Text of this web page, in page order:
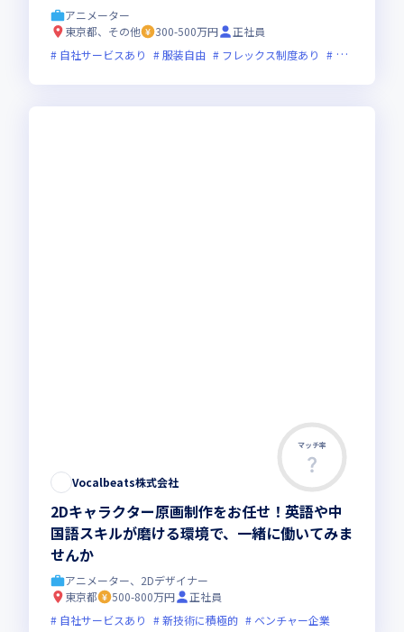
アニメーター
東京都、その他
300-500万円
正社員
自社サービスあり
服装自由 フレックス制度あり グローバル展
マッチ率
Vocalbeats株式会社
2Dキャラクター原画制作をお任せ！英語や中
国語スキルが磨ける環境で、一緒に働いてみま
せんか
アニメーター、2Dデザイナー
東京都
500-800万円
正社員
自社サービスあり
新技術に積極的 ベンチャー企業